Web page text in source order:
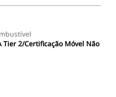
Tier 2/Certificação Móvel Não